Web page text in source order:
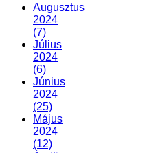
Augusztus
2024
(7)
Július
2024
(6)
Június
2024
(25)
Május
2024
(12)